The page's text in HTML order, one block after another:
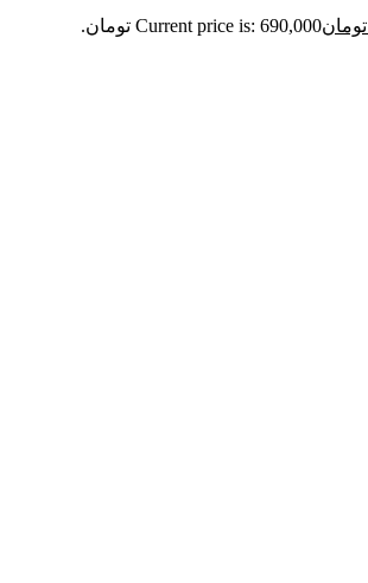
تومانCurrent price is: 690,000 تومان.